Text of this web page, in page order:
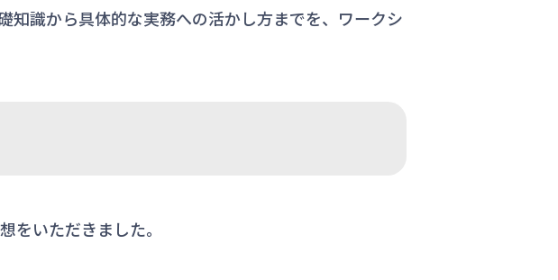
知識から具体的な実務への活かし方までを、ワークシ
をいただきました。